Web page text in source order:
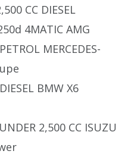
CC DIESEL
4MATIC AMG
MERCEDES-
BMW X6
2,500 CC ISUZU